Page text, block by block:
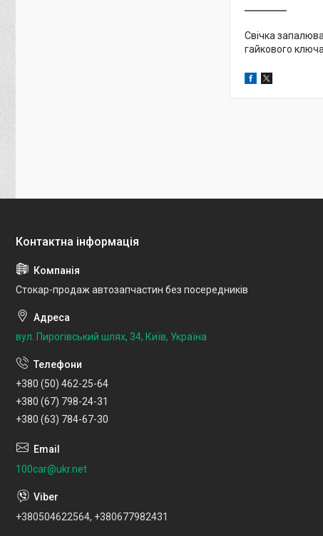
Свічка
гайкового
Стокар-продаж автозапчастин без посередників
вул. Пирогівський шлях, 34, Київ, Україна
+380 (50) 462-25-64
+380 (67) 798-24-31
+380 (63) 784-67-30
100car@ukr.net
+380504622564, +380677982431